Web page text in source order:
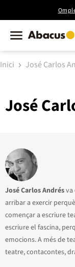
Inici José Carlos
José
José Carlos Andrésva
arribar a exercir
començar a escriure
escriure el fascina,
emocions. A més de
teatre, contacontes,